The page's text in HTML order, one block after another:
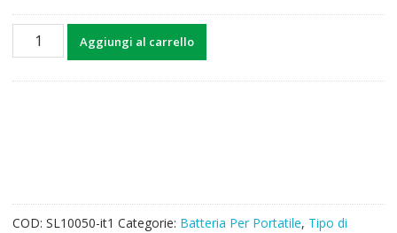
Batteria
Aggiungi al carrello
COD: SL10050-it1 Categorie: Batteria Per Portatile, Tipo di